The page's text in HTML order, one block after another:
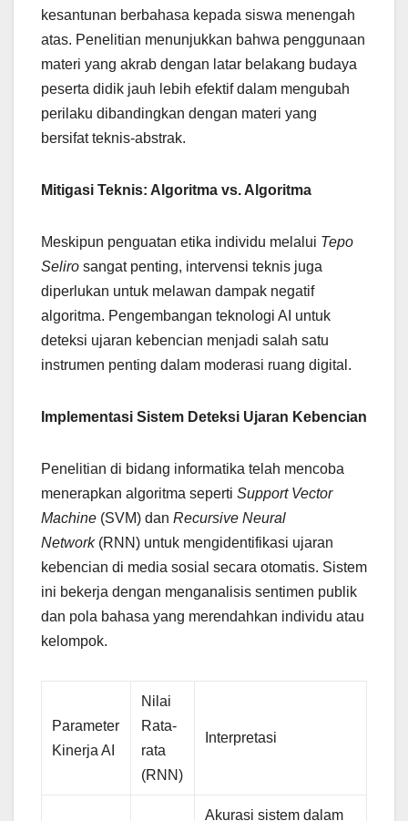
kesantunan berbahasa kepada siswa menengah
atas. Penelitian menunjukkan bahwa penggunaan
materi yang akrab dengan latar belakang budaya
peserta didik jauh lebih efektif dalam mengubah
perilaku dibandingkan dengan materi yang
bersifat teknis-abstrak.
Mitigasi Teknis: Algoritma vs. Algoritma
Meskipun penguatan etika individu melalui Tepo
Seliro sangat penting, intervensi teknis juga
diperlukan untuk melawan dampak negatif
algoritma. Pengembangan teknologi AI untuk
deteksi ujaran kebencian menjadi salah satu
instrumen penting dalam moderasi ruang digital.
Implementasi Sistem Deteksi Ujaran Kebencian
Penelitian di bidang informatika telah mencoba
menerapkan algoritma seperti Support Vector
Machine (SVM) dan Recursive Neural
Network(RNN) untuk mengidentifikasi ujaran
kebencian di media sosial secara otomatis. Sistem
ini bekerja dengan menganalisis sentimen publik
dan pola bahasa yang merendahkan individu atau
kelompok.
Parameter
Kinerja AI
Nilai
Rata-
rata
(RNN)
Interpretasi
Akurasi sistem dalam